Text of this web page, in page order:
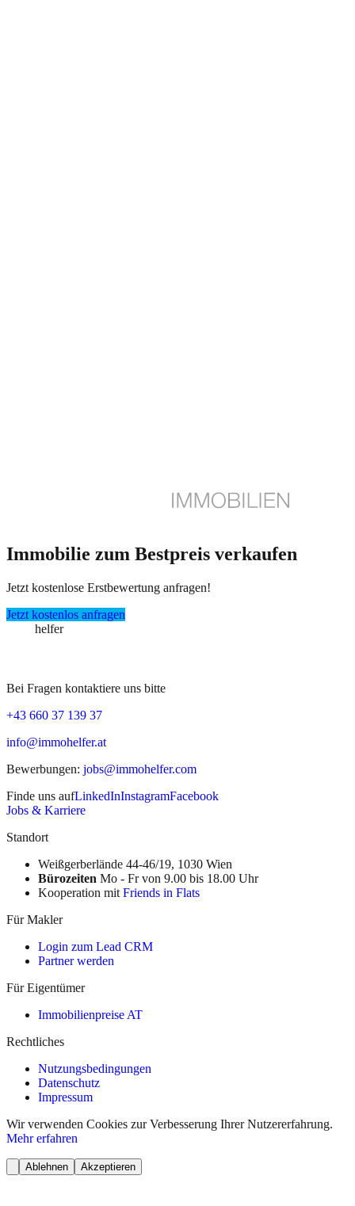
Immobilie zum Bestpreis verkaufen
Jetzt kostenlose Erstbewertung anfragen!
Jetzt kostenlos anfragen
helfer
Bei Fragen kontaktiere uns bitte
+43 660 37 139 37
info@immohelfer.at
Bewerbungen: jobs@immohelfer.com
Finde uns aufLinkedInInstagramFacebook
Jobs & Karriere
Standort
Weißgerberlände 44-46/19, 1030 Wien
Bürozeiten Mo - Fr von 9.00 bis 18.00 Uhr
Kooperation mit Friends in Flats
Für Makler
Login zum Lead CRM
Partner werden
Für Eigentümer
Immobilienpreise AT
Rechtliches
Nutzungsbedingungen
Datenschutz
Impressum
Wir verwenden Cookies zur Verbesserung Ihrer Nutzererfahrung.
Mehr erfahren
Ablehnen Akzeptieren